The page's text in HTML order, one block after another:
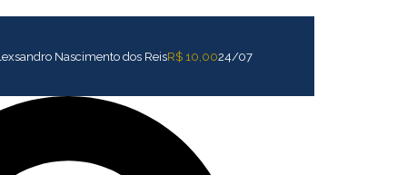
Nascimento dos ReisR$ 10,0024/07